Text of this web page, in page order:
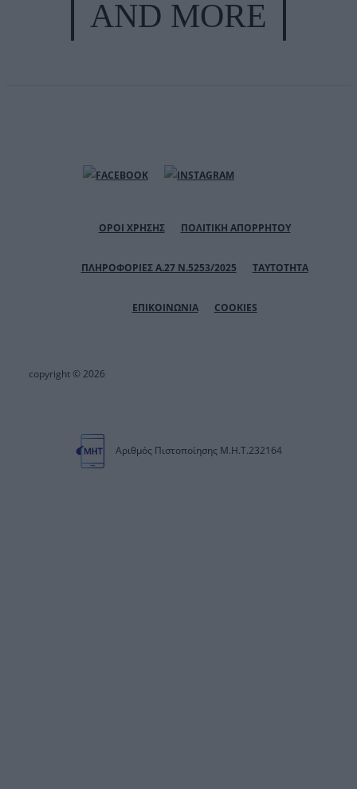
AND MORE
ΟΡΟΙ ΧΡΗΣΗΣ ΠΟΛΙΤΙΚΗ ΑΠΟΡΡΗΤΟΥ
ΠΛΗΡΟΦΟΡΙΕΣ Α.27 Ν.5253/2025 ΤΑΥΤΟΤΗΤΑ
ΕΠΙΚΟΙΝΩΝΙΑ COOKIES
copyright © 2026
Αριθμός Πιστοποίησης Μ.Η.Τ.232164